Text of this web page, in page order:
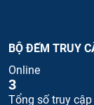
BỘ ĐẾM TRUY
Online
3
Tổng số truy cập